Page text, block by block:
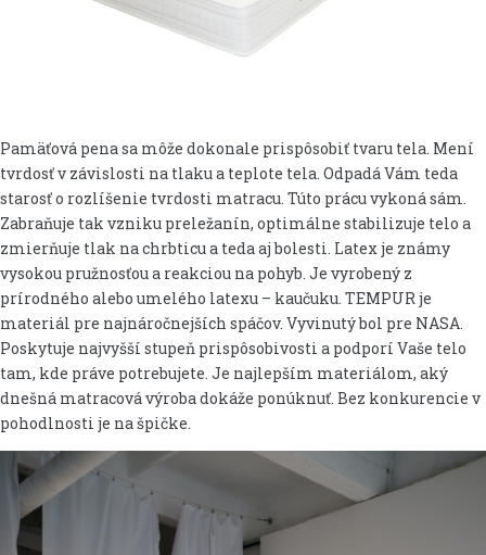
Pamäťová pena sa môže dokonale prispôsobiť tvaru tela. Mení
tvrdosť v závislosti na tlaku a teplote tela. Odpadá Vám teda
starosť o rozlíšenie tvrdosti matracu. Túto prácu vykoná sám.
Zabraňuje tak vzniku preležanín, optimálne stabilizuje telo a
zmierňuje tlak na chrbticu a teda aj bolesti. Latex je známy
vysokou pružnosťou a reakciou na pohyb. Je vyrobený z
prírodného alebo umelého latexu – kaučuku. TEMPUR je
materiál pre najnáročnejších spáčov. Vyvinutý bol pre NASA.
Poskytuje najvyšší stupeň prispôsobivosti a podporí Vaše telo
tam, kde práve potrebujete. Je najlepším materiálom, aký
dnešná matracová výroba dokáže ponúknuť. Bez konkurencie v
pohodlnosti je na špičke.